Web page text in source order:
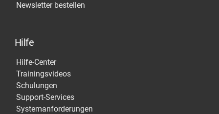
Newsletter bestellen
Hilfe
Hilfe-Center
Trainingsvideos
Schulungen
Support-Services
Systemanforderungen